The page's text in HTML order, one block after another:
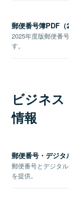
郵便番号簿PDF（
2025年度版郵便番
す。
ビジネ
情報
郵便番号・デジタ
郵便番号とデジタ
を提供。